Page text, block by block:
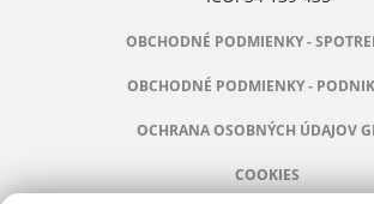
OBCHODNÉ PODMIENKY -
OBCHODNÉ PODMIENKY -
OCHRANA OSOBNÝCH ÚDAJOV
COOKIES